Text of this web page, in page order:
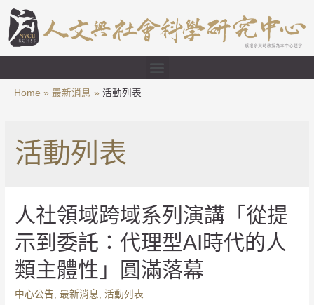
Home 最新消息 活動列表
活動列表
人社領域跨域系列演講「從提
示到委託：代理型AI時代的人
類主體性」圓滿落幕
中心公告 ,最新消息 ,活動列表